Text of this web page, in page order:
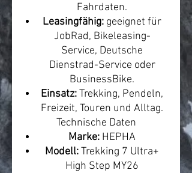
Fahrdaten.
Leasingfähig: geeignet für
JobRad, Bikeleasing-
Service, Deutsche
Dienstrad-Service oder
BusinessBike.
Einsatz:Trekking, Pendeln,
Freizeit, Touren und Alltag.
Technische Daten
Marke: HEPHA
Modell:Trekking 7 Ultra+
High Step MY26